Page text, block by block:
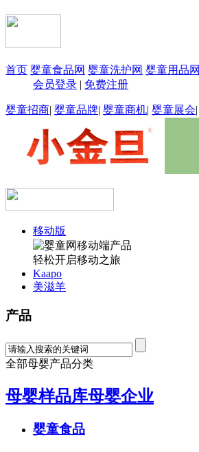
首页 婴童食品网 婴童洗护网 婴童用品网
会员登录 | 免费注册
婴童招商| 婴童品牌| 婴童商机| 婴童展会|
移动版
轻松开启移动之旅
Kaapo
美滋羊
产品
全部母婴产品分类
母婴样品库母婴企业
婴童食品